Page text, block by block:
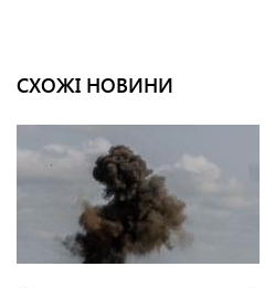
СХОЖІ НОВИНИ